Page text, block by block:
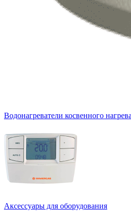
Водонагреватели косвенного нагрева
Аксессуары для оборудования